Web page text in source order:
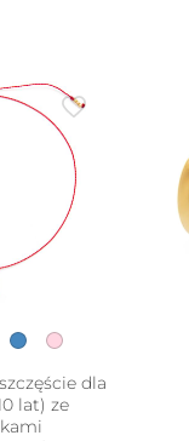
dla
lat) ze